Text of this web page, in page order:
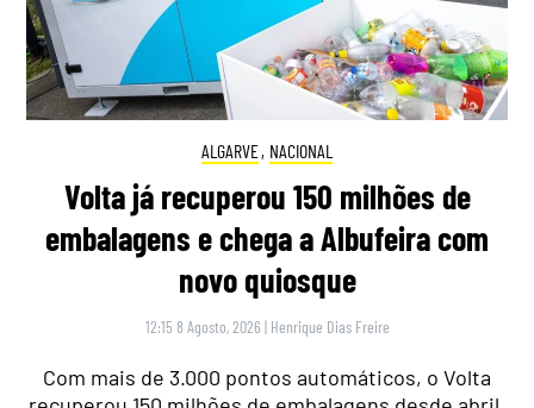
ALGARVE, NACIONAL
Volta já recuperou 150 milhões de
embalagens e chega a Albufeira com
novo quiosque
12:15 8 Agosto, 2026 | Henrique Dias Freire
Com mais de 3.000 pontos automáticos, o Volta